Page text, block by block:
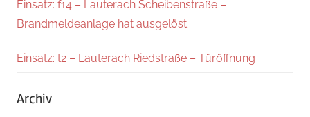
Einsatz: f14 – Lauterach Scheibenstraße –
Brandmeldeanlage hat ausgelöst
Einsatz: t2 – Lauterach Riedstraße – Türöffnung
Archiv